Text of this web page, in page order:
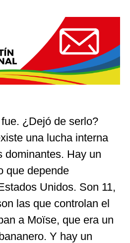
¿Dejó de serlo?
una lucha interna
dominantes. Hay un
que depende
Unidos. Son 11,
las que controlan el
a Moïse, que era un
Y hay un